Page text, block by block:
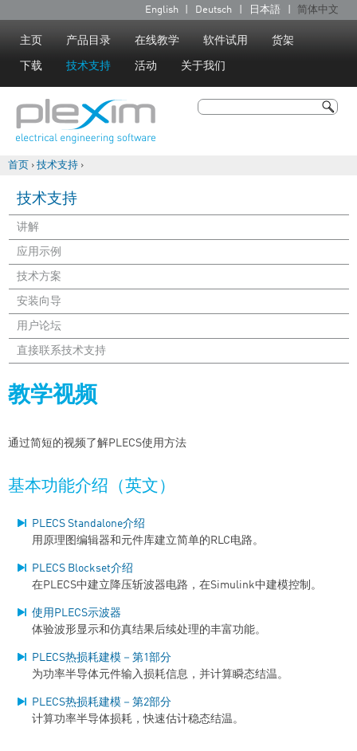
Jump to navigation
语
言
English Deutsch 日本語 简体中文
主页 产品目录 在线教学 软件试用 货架
下载 技术支持 活动 关于我们
搜索
你在这里
首页 › 技术支持 ›
技术支持
讲解
应用示例
技术方案
安装向导
用户论坛
直接联系技术支持
教学视频
通过简短的视频了解PLECS使用方法
基本功能介绍（英文）
PLECS Standalone介绍
用原理图编辑器和元件库建立简单的RLC电路。
PLECS Blockset介绍
在PLECS中建立降压斩波器电路，在Simulink中建模控制。
使用PLECS示波器
体验波形显示和仿真结果后续处理的丰富功能。
PLECS热损耗建模－第1部分
为功率半导体元件输入损耗信息，并计算瞬态结温。
PLECS热损耗建模－第2部分
计算功率半导体损耗，快速估计稳态结温。